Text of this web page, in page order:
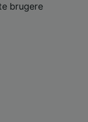
brugere